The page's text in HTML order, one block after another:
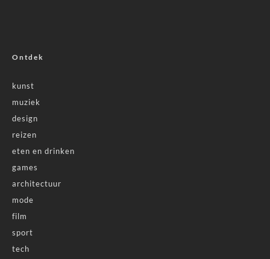
Ontdek
kunst
muziek
design
reizen
eten en drinken
games
architectuur
mode
film
sport
tech